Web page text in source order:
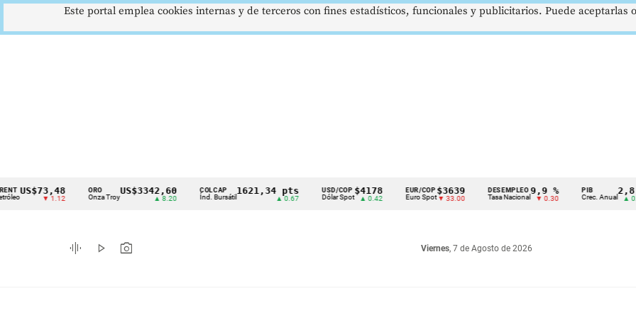
Cintillo
indicadores
económicos
▼ 1.12
ORO
Onza Troy
US$3342,60 COLCAP
Índ. Bursátil
1621,34 pts USD/COP
Dólar Spot
$4178
▲ 0.42
EUR/COP
Euro Spot
$3639
▼ 33.00
DESEMPLEO
Tasa Nacional
9,9 %
▼ 0.30
PIB
Crec. Anual
2,8 %
▲ 0.10
graphic_eq play_arrow photo_camera Viernes, 7 de Agosto de 2026
Este portal emplea cookies internas y de terceros con fines estadísticos, funcionales y publicitarios. Puede aceptarlas